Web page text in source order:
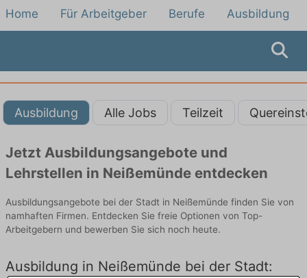
Home Für Arbeitgeber Berufe Ausbildung
Ausbildung Alle Jobs Teilzeit
Jetzt Ausbildungsangebote und
Lehrstellen in Neißemünde entdecken
Ausbildungsangebote bei der Stadt in Neißemünde finden Sie von
namhaften Firmen. Entdecken Sie freie Optionen von Top-
Arbeitgebern und bewerben Sie sich noch heute.
Ausbildung in Neißemünde bei der Stadt: